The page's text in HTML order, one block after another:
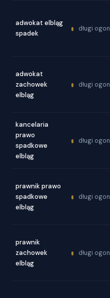
adwokat elbląg
spadek
długi ogon
adwokat
zachowek
elbląg
długi ogon
kancelaria
prawo
spadkowe
elbląg
długi ogon
prawnik prawo
spadkowe
elbląg
długi ogon
prawnik
zachowek
elbląg
długi ogon